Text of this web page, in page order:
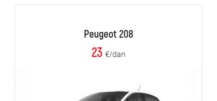
Peugeot 208
23 €/dan